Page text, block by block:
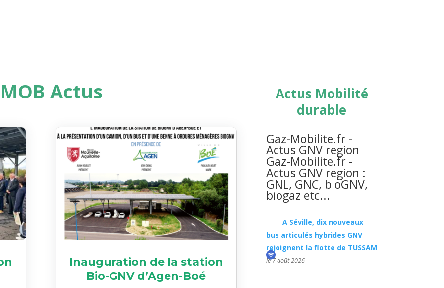
Actus
Inauguration de la station
Bio-GNV d’Agen-Boé
Actus Mobilité
durable
Gaz-Mobilite.fr -
Actus GNV region
Gaz-Mobilite.fr -
Actus GNV region :
GNL, GNC, bioGNV,
biogaz etc...
A Séville, dix nouveaux
bus articulés hybrides GNV
rejoignent la flotte de TUSSAM
le 7 août 2026